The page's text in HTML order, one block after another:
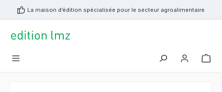
principal
La maison d’édition spécialisée pour le secteur agroalimentaire